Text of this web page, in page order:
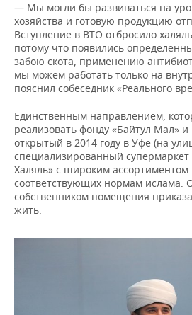
— Мы могли бы развиваться на
хозяйства и готовую продукцию
Вступление в ВТО отбросило
потому что появились
забою скота, применению
мы можем работать только на
пояснил собеседник «Реального
Единственным направлением,
реализовать фонду «Байтул Мал» и
открытый в 2014 году в Уфе (на
специализированный
Халяль» с широким ассортиментом
соответствующих нормам ислама.
собственником помещения
жить.